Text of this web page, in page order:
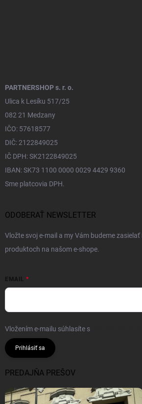
PARTNERSHOP s. r. o.
Ulica k Lesíku 517/25
082 21 Medzany
IČO: 57618577
DIČ: 2122849025
IČ DPH: SK2122849025
IBAN: SK73 1100 0000 0029 4429 9360
Sme platcovia DPH.
ODOBERAŤ NEWSLETTER
Vložte svoj e-mail a my Vám budeme
produktoch na našom e-shope.
EMAIL
Vložením e-mailu súhlasíte s
Prihlásiť sa
PREDAJŇA PREŠOV